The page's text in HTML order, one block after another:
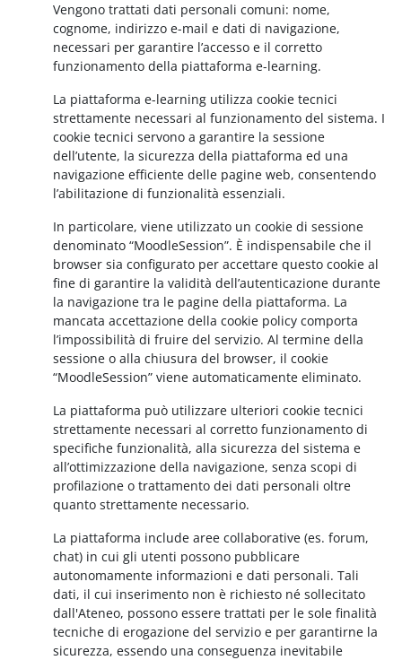
Vengono trattati dati personali comuni: nome,
cognome, indirizzo e-mail e dati di navigazione,
necessari per garantire l’accesso e il corretto
funzionamento della piattaforma e-learning.
La piattaforma e-learning utilizza cookie tecnici
strettamente necessari al funzionamento del sistema. I
cookie tecnici servono a garantire la sessione
dell’utente, la sicurezza della piattaforma ed una
navigazione efficiente delle pagine web, consentendo
l’abilitazione di funzionalità essenziali.
In particolare, viene utilizzato un cookie di sessione
denominato “MoodleSession”. È indispensabile che il
browser sia configurato per accettare questo cookie al
fine di garantire la validità dell’autenticazione durante
la navigazione tra le pagine della piattaforma. La
mancata accettazione della cookie policy comporta
l’impossibilità di fruire del servizio. Al termine della
sessione o alla chiusura del browser, il cookie
“MoodleSession” viene automaticamente eliminato.
La piattaforma può utilizzare ulteriori cookie tecnici
strettamente necessari al corretto funzionamento di
specifiche funzionalità, alla sicurezza del sistema e
all’ottimizzazione della navigazione, senza scopi di
profilazione o trattamento dei dati personali oltre
quanto strettamente necessario.
La piattaforma include aree collaborative (es. forum,
chat) in cui gli utenti possono pubblicare
autonomamente informazioni e dati personali. Tali
dati, il cui inserimento non è richiesto né sollecitato
dall'Ateneo, possono essere trattati per le sole finalità
tecniche di erogazione del servizio e per garantirne la
sicurezza, essendo una conseguenza inevitabile